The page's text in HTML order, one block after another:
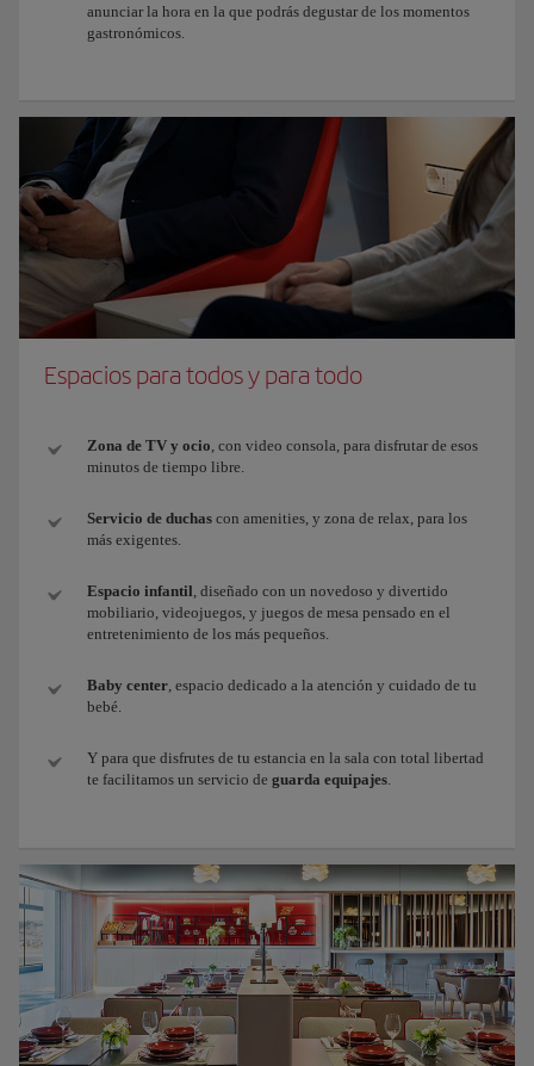
anunciar la hora en la que podrás degustar de los momentos
gastronómicos.
Espacios para todos y para todo
Zona de TV y ocio, con video consola, para disfrutar de esos
minutos de tiempo libre.
Servicio de duchas con amenities, y zona de relax, para los
más exigentes.
Espacio infantil, diseñado con un novedoso y divertido
mobiliario, videojuegos, y juegos de mesa pensado en el
entretenimiento de los más pequeños.
Baby center, espacio dedicado a la atención y cuidado de tu
bebé.
Y para que disfrutes de tu estancia en la sala con total libertad
te facilitamos un servicio de guarda equipajes.